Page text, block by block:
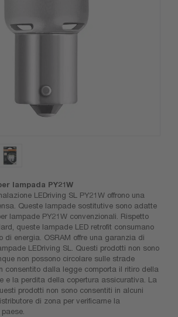
lampada PY21W
LEDriving SL PY21W offrono una
Queste lampade sostitutive sono adatte
lampade PY21W convenzionali. Rispetto
queste lampade LED retrofit consumano
di energia. OSRAM offre una garanzia di
LEDriving SL. Questi prodotti non sono
non possono circolare sulle strade
consentito dalla legge comporta il ritiro della
e la perdita della copertura assicurativa. La
prodotti non sono consentiti in alcuni
di zona per verificarne la